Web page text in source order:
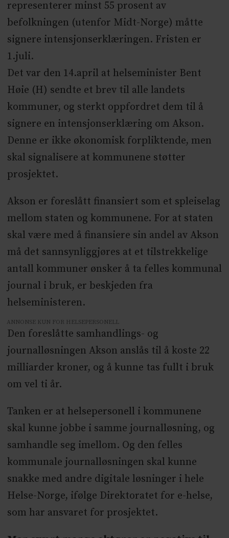
representerer minst 55 prosent av
befolkningen (utenfor Midt-Norge) måtte
signere intensjonserklæringen. Fristen er
1.juli.
Det var den 14.april at helseminister Bent
Høie (H) sendte et brev til alle landets
kommuner, og sterkt oppfordret dem til å
signere en intensjonserklæring om Akson.
Denne er ikke økonomisk forpliktende, men
skal signalisere at kommunene støtter
prosjektet.
Akson er foreslått finansiert som et spleiselag
mellom staten og kommunene. For at staten
skal være med å finansiere sin andel av Akson
må det sannsynliggjøres at et tilstrekkelige
antall kommuner ønsker å ta felles kommunal
journal i bruk, er beskjeden fra
helseministeren.
ANNONSE KUN FOR HELSEPERSONELL
Den foreslåtte samhandlings- og
journalløsningen Akson anslås til å koste 22
milliarder kroner, og å kunne tas fullt i bruk
om vel ti år.
Tanken er at helsepersonell i kommunene
skal kunne jobbe i samme journalløsning, og
samhandle seg imellom. Og den felles
kommunale journalløsningen skal kunne
snakke med andre digitale løsninger i hele
Helse-Norge, ifølge Direktoratet for e-helse,
som har ansvaret for prosjektet.